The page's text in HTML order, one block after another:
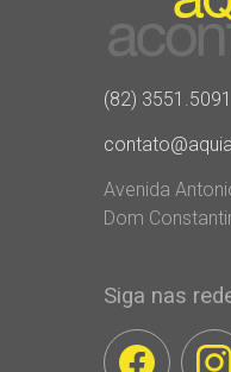
(82) 3551.5091
Avenida
Dom
Siga nas